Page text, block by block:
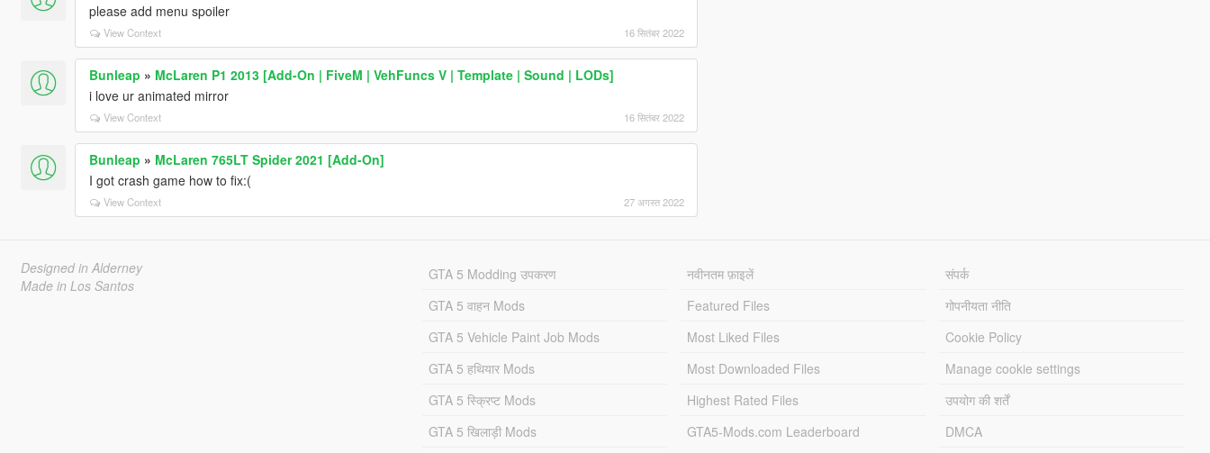
please add menu spoiler
View Context 16 सितंबर 2022
Bunleap » McLaren P1 2013 [Add-On | FiveM | VehFuncs V | Template | Sound | LODs]
i love ur animated mirror
View Context 16 सितंबर 2022
Bunleap » McLaren 765LT Spider 2021 [Add-On]
I got crash game how to fix:(
View Context 27 अगस्त 2022
Designed in Alderney
Made in Los Santos
GTA 5 Modding उपकरण
GTA 5 वाहन Mods
GTA 5 Vehicle Paint Job Mods
GTA 5 हथियार Mods
GTA 5 स्क्रिप्ट Mods
GTA 5 खिलाड़ी Mods
नवीनतम फ़ाइलें
Featured Files
Most Liked Files
Most Downloaded Files
Highest Rated Files
GTA5-Mods.com Leaderboard
संपर्क
गोपनीयता नीति
Cookie Policy
Manage cookie settings
उपयोग की शर्तें
DMCA